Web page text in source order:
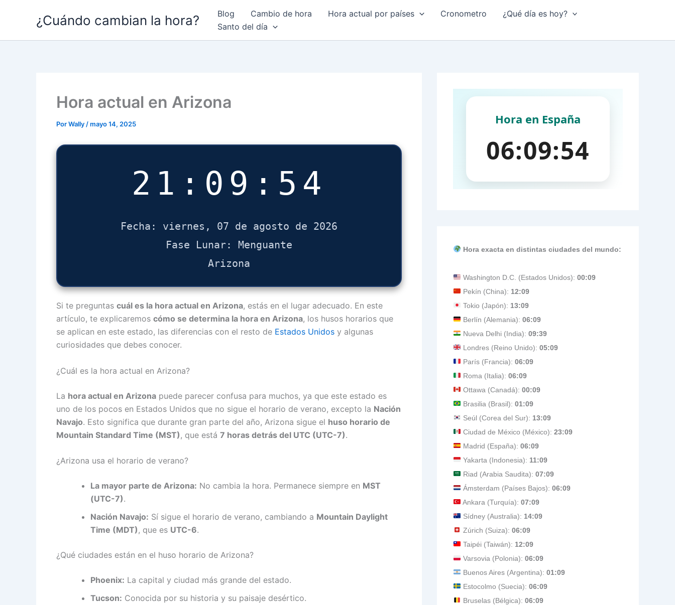
¿Cuándo cambian la hora? Blog Cambio de hora Hora actual por países Cronometro
¿Qué día es hoy?
Santo del día
Hora actual en Arizona
PorWally /mayo 14, 2025
21:09:55
Fecha: viernes, 07 de agosto de 2026
Fase Lunar: Menguante
Arizona
Si te preguntas cuál es la hora actual en Arizona, estás en el lugar adecuado. En este
artículo, te explicaremos cómo se determina la hora en Arizona, los husos horarios que
se aplican en este estado, las diferencias con el resto de Estados Unidos y algunas
curiosidades que debes conocer.
¿Cuál es la hora actual en Arizona?
La hora actual en Arizona puede parecer confusa para muchos, ya que este estado es
uno de los pocos en Estados Unidos que no sigue el horario de verano, excepto la Nación
Navajo. Esto significa que durante gran parte del año, Arizona sigue el huso horario de
Mountain Standard Time (MST) , que está 7 horas detrás del UTC (UTC-7).
¿Arizona usa el horario de verano?
La mayor parte de Arizona: No cambia la hora. Permanece siempre en MST
(UTC-7).
Nación Navajo: Sí sigue el horario de verano, cambiando a Mountain Daylight
Time (MDT), que es UTC-6.
¿Qué ciudades están en el huso horario de Arizona?
Phoenix: La capital y ciudad más grande del estado.
Tucson: Conocida por su historia y su paisaje desértico.
Hora exacta en distintas ciudades del mundo:
Washington D.C. (Estados Unidos): 00:09
Pekín (China): 12:09
Tokio (Japón): 13:09
Berlín (Alemania): 06:09
Nueva Delhi (India): 09:39
Londres (Reino Unido): 05:09
París (Francia): 06:09
Roma (Italia): 06:09
Ottawa (Canadá): 00:09
Brasilia (Brasil): 01:09
Seúl (Corea del Sur): 13:09
Ciudad de México (México): 23:09
Madrid (España): 06:09
Yakarta (Indonesia): 11:09
Riad (Arabia Saudita): 07:09
Ámsterdam (Países Bajos): 06:09
Ankara (Turquía): 07:09
Sídney (Australia): 14:09
Zúrich (Suiza): 06:09
Taipéi (Taiwán): 12:09
Varsovia (Polonia): 06:09
Buenos Aires (Argentina): 01:09
Estocolmo (Suecia): 06:09
Bruselas (Bélgica): 06:09